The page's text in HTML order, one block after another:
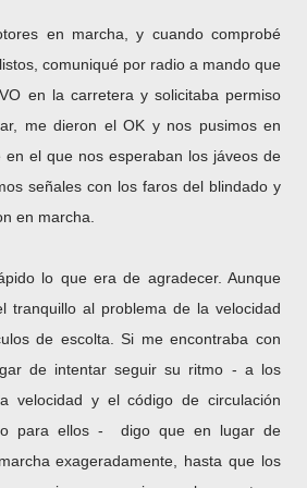
en marcha, y cuando comprobé
comuniqué por radio a mando que
en la carretera y solicitaba permiso
me dieron el OK y nos pusimos en
en el que nos esperaban los jáveos de
señales con los faros del blindado y
en marcha.
lo que era de agradecer. Aunque
al problema de la velocidad
de escolta. Si me encontraba con
de intentar seguir su ritmo ­- a los
velocidad y el código de circulación
para ellos - digo que en lugar de
exageradamente, hasta que los